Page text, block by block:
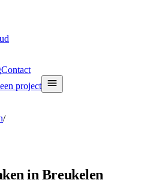
Contact
project
/
in Breukelen